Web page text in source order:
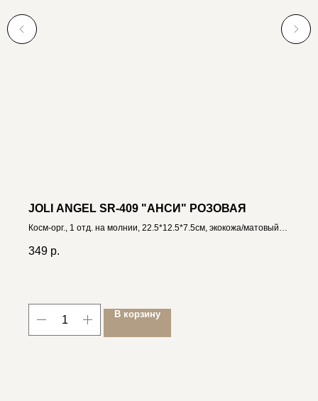
JOLI ANGEL SR-409 "АНСИ" РОЗОВАЯ
Косм-орг., 1 отд. на молнии, 22.5*12.5*7.5см, экокожа/матовый
349 р.
В корзину